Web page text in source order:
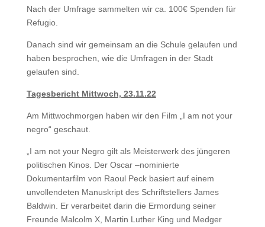
Nach der Umfrage sammelten wir ca. 100€ Spenden für
Refugio.
Danach sind wir gemeinsam an die Schule gelaufen und
haben besprochen, wie die Umfragen in der Stadt
gelaufen sind.
Tagesbericht Mittwoch, 23.11.22
Am Mittwochmorgen haben wir den Film „I am not your
negro“ geschaut.
„I am not your Negro gilt als Meisterwerk des jüngeren
politischen Kinos. Der Oscar –nominierte
Dokumentarfilm von Raoul Peck basiert auf einem
unvollendeten Manuskript des Schriftstellers James
Baldwin. Er verarbeitet darin die Ermordung seiner
Freunde Malcolm X, Martin Luther King und Medger